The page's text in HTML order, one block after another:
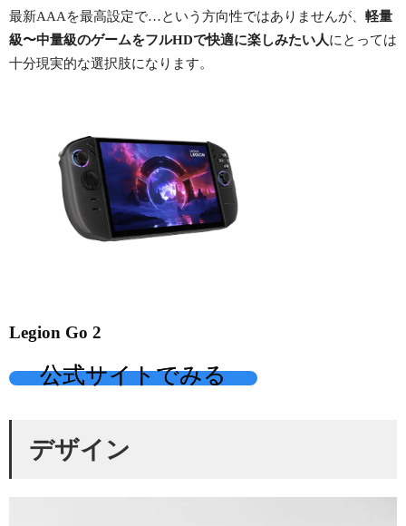
最新AAAを最高設定で…という方向性ではありませんが、 軽量
級〜中量級のゲームをフルHDで快適に楽しみたい人にとっては
十分現実的な選択肢になります。
Legion Go 2
公式サイトでみる
デザイン